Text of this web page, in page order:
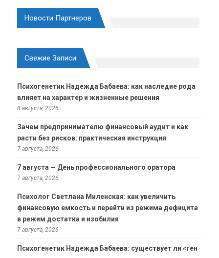
Новости Партнеров
Свежие Записи
Психогенетик Надежда Бабаева: как наследие рода
влияет на характер и жизненные решения
8 августа, 2026
Зачем предпринимателю финансовый аудит и как
расти без рисков: практическая инструкция
7 августа, 2026
7 августа — День профессионального оратора
7 августа, 2026
Психолог Светлана Миленская: как увеличить
финансовую емкость и перейти из режима дефицита
в режим достатка и изобилия
7 августа, 2026
Психогенетик Надежда Бабаева: существует ли «ген